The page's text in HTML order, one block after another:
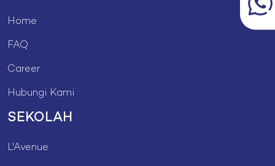
Home
FAQ
Career
Hubungi Kami
SEKOLAH
L'Avenue